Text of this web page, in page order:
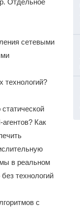
Отдельное
сетевыми
технологий?
Как
в реальном
технологий
с